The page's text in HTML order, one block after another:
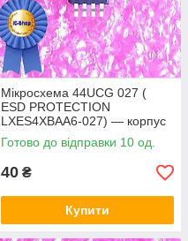
Мікросхема 44UCG 027 (
ESD PROTECTION
LXES4XBAA6-027) — корпус
msop8
Готово до відправки 10 од.
40 ₴
Купити